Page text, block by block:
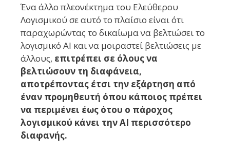
Ένα άλλο πλεονέκτημα του Ελεύθερου
Λογισμικού σε αυτό το πλαίσιο είναι ότι
παραχωρώντας το δικαίωμα να βελτιώσει το
λογισμικό AI και να μοιραστεί βελτιώσεις με
άλλους, επιτρέπει σε όλους να
βελτιώσουν τη διαφάνεια,
αποτρέποντας έτσι την εξάρτηση από
έναν προμηθευτή όπου κάποιος πρέπει
να περιμένει έως ότου ο πάροχος
λογισμικού κάνει την AI περισσότερο
διαφανής.